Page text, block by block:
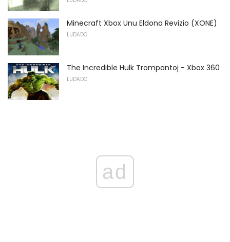
Minecraft Xbox Unu Eldona Revizio (XONE)
LUDADO
The Incredible Hulk Trompantoj - Xbox 360
LUDADO
ad